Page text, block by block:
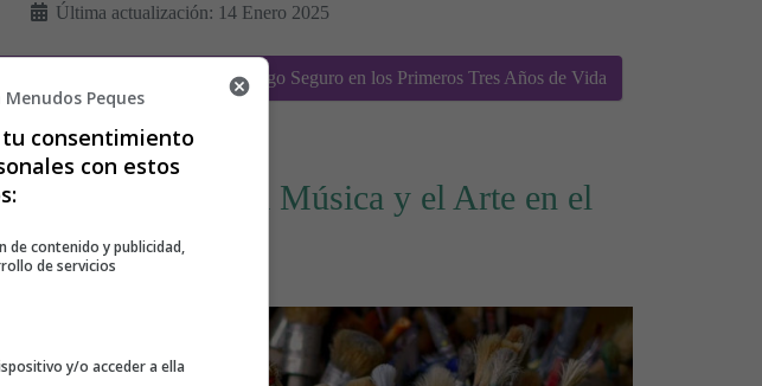
Última actualización: 14 Enero 2025
Leer más: La Importancia del Apego Seguro en los Primeros Tres Años de Vida
Beneficios de la Música y el Arte en el
Infantil
Peques
consentimiento
con estos
de contenido y publicidad,
de servicios
y/o acceder a ella